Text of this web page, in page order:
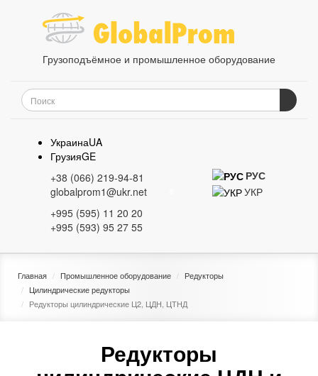
Грузоподъёмное и промышленное оборудование
УкраинаUA
ГрузияGE
+38 (066) 219-94-81
globalprom1@ukr.net
+995 (595) 11 20 20
+995 (593) 95 27 55
РУС
УКР
Главная Промышленное оборудование
Редукторы
Цилиндрические редукторы
Редукторы цилиндрические Ц2, ЦДН, ЦТНД
Редукторы